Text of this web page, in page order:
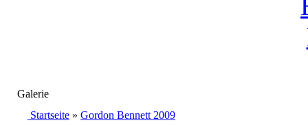
Galerie
Startseite » Gordon Bennett 2009